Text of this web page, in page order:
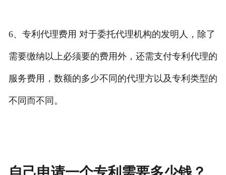
6、专利代理费用 对于委托代理机构的发明人，除了
需要缴纳以上必须要的费用外，还需支付专利代理的
服务费用，数额的多少不同的代理方以及专利类型的
不同而不同。